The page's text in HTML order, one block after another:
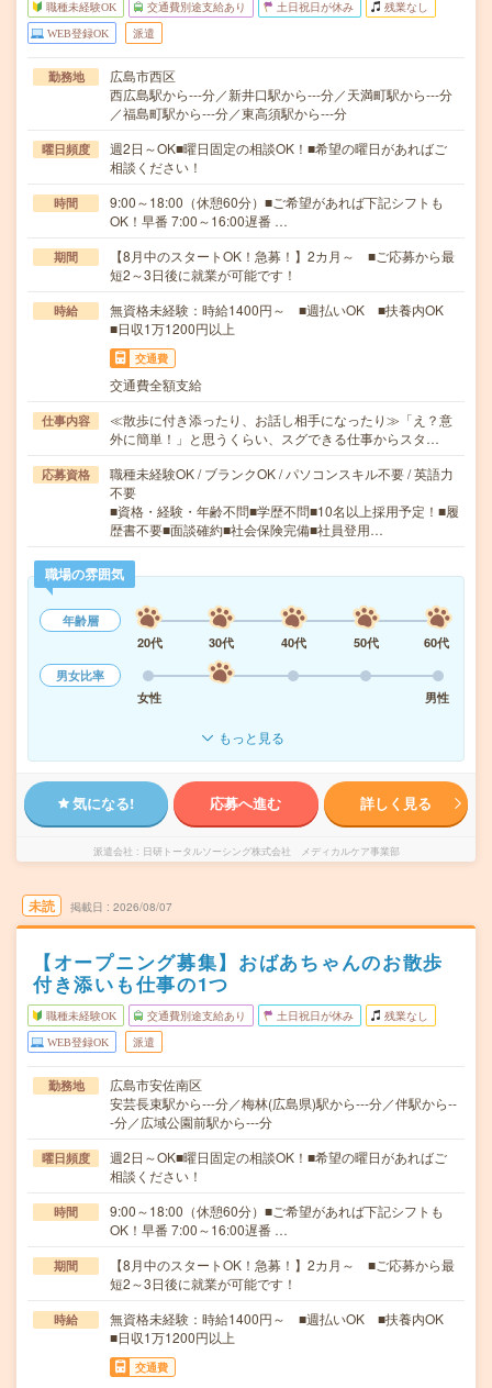
職種未経験OK 交通費別途支給あり 土日祝日が休み 残業なし
WEB登録OK 派遣
勤務地
広島市西区
西広島駅から---分／新井口駅から---分／天満町駅から---分
／福島町駅から---分／東高須駅から---分
曜日頻度
週2日～OK■曜日固定の相談OK！■希望の曜日があればご
相談ください！
時間
9:00～18:00（休憩60分）■ご希望があれば下記シフトも
OK！早番 7:00～16:00遅番 …
期間
【8月中のスタートOK！急募！】2カ月～ ■ご応募から最
短2～3日後に就業が可能です！
時給
無資格未経験：時給1400円～ ■週払いOK ■扶養内OK
■日収1万1200円以上
交通費
交通費全額支給
仕事内容
≪散歩に付き添ったり、お話し相手になったり≫「え？意
外に簡単！」と思うくらい、スグできる仕事からスタ…
応募資格
職種未経験OK / ブランクOK / パソコンスキル不要 / 英語力
不要
■資格・経験・年齢不問■学歴不問■10名以上採用予定！■履
歴書不要■面談確約■社会保険完備■社員登用…
職場の雰囲気
年齢層
20代
30代 40代 50代
60代
男女比率
女性
男性
もっと見る
気になる! 応募へ進む 詳しく見る
派遣会社 日研トータルソーシング株式会社 メディカルケア事業部
未読 掲載日 2026/08/07
【オープニング募集】おばあちゃんのお散歩
付き添いも仕事の1つ
職種未経験OK 交通費別途支給あり 土日祝日が休み 残業なし
WEB登録OK 派遣
勤務地
広島市安佐南区
安芸長束駅から---分／梅林(広島県)駅から---分／伴駅から--
-分／広域公園前駅から---分
曜日頻度
週2日～OK■曜日固定の相談OK！■希望の曜日があればご
相談ください！
時間
9:00～18:00（休憩60分）■ご希望があれば下記シフトも
OK！早番 7:00～16:00遅番 …
期間
【8月中のスタートOK！急募！】2カ月～ ■ご応募から最
短2～3日後に就業が可能です！
時給
無資格未経験：時給1400円～ ■週払いOK ■扶養内OK
■日収1万1200円以上
交通費